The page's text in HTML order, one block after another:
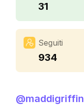
31
Seguiti
934
@maddigriffin